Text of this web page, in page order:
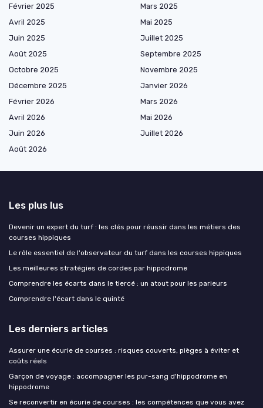
Février 2025
Mars 2025
Avril 2025
Mai 2025
Juin 2025
Juillet 2025
Août 2025
Septembre 2025
Octobre 2025
Novembre 2025
Décembre 2025
Janvier 2026
Février 2026
Mars 2026
Avril 2026
Mai 2026
Juin 2026
Juillet 2026
Août 2026
Les plus lus
Devenir un expert du turf : les clés pour réussir dans les métiers des
courses hippiques
Le rôle essentiel de l'observateur du turf dans les courses hippiques
Les meilleures stratégies de cordes par hippodrome
Comprendre les écarts dans le tiercé : un atout pour les parieurs
Comprendre l'écart dans le quinté
Les derniers articles
Assurer une écurie de courses : risques couverts, pièges à éviter et
coûts réels
Garçon de voyage : accompagner les pur-sang d'hippodrome en
hippodrome
Se reconvertir en écurie de courses : les compétences que vous avez